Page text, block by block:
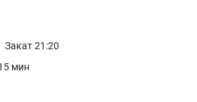
Закат 21:20
мин